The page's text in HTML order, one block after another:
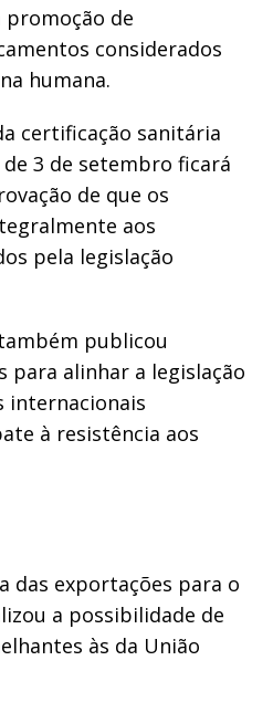
de
considerados
humana.
certificação sanitária
3 de setembro ficará
de que os
aos
pela legislação
publicou
para alinhar a legislação
internacionais
à resistência aos
das exportações para o
a possibilidade de
às da União